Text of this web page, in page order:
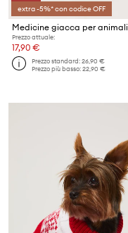
extra -5%* con codice OFF
Medicine giacca per animali
Prezzo attuale:
17,90 €
Prezzo standard:26,90 €
Prezzo più basso:22,90 €